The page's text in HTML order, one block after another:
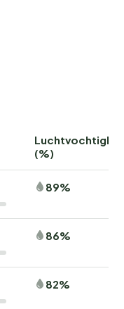
(%)
89%
86%
82%